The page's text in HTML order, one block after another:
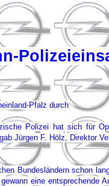
Pfalz durch
Polizei hat sich für
Jürgen F. Hölz, Direktor
Bundesländern schon
eine entsprechende